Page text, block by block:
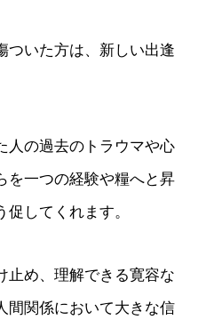
ついた方は、新しい出逢
人の過去のトラウマや心
を一つの経験や糧へと昇
してくれます。
止め、理解できる寛容な
間関係において大きな信